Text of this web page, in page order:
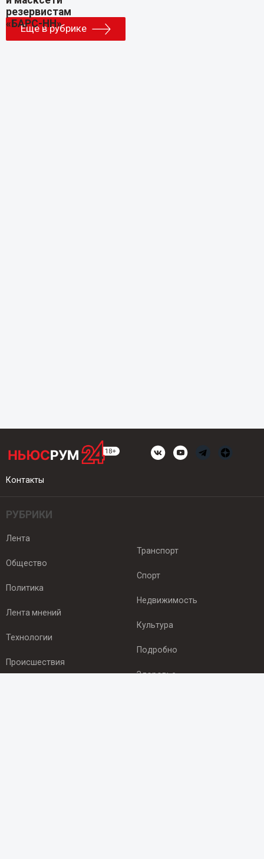
Еще в рубрике
Контакты
РУБРИКИ
Лента
Общество
Политика
Лента мнений
Технологии
Происшествия
Транспорт
Спорт
Недвижимость
Культура
Подробно
Здоровье